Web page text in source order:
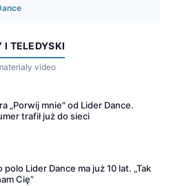
I TELEDYSKI
video
„Porwij mnie" od Lider Dance.
trafił już do sieci
polo Lider Dance ma już 10 lat. „Tak
Cię”